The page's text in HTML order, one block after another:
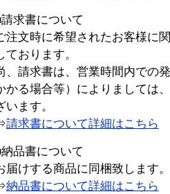
求書について
注文時に希望されたお客様に
ております。
、請求書は、営業時間内での
かる場合等）によりましては
います。
請求書について詳細はこちら
品書について
届けする商品に同梱致します。
納品書について詳細はこちら